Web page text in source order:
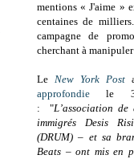
mentions « J'aime »
centaines de
campagne de
cherchant à
LeNew York Post
approfondie le 3
:
"L’association de
immigrés Desis
(DRUM) – et sa
Beats – ont mis en